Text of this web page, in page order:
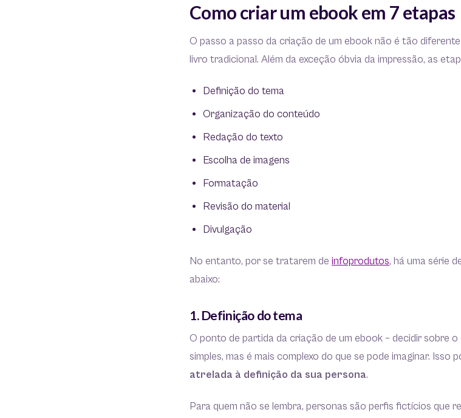
Como criar um ebook em 7 etapas
O passo a passo da criação de um ebook não é tão
livro tradicional. Além da exceção óbvia da impressão, as
Definição do tema
Organização do conteúdo
Redação do texto
Escolha de imagens
Formatação
Revisão do material
Divulgação
No entanto, por se tratarem de infoprodutos, há uma série
abaixo:
1. Definição do tema
O ponto de partida da criação de um ebook – decidir sobre
simples, mas é mais complexo do que se pode imaginar. Isso
atrelada à definição da sua persona.
Para quem não se lembra, personas são perfis fictícios que